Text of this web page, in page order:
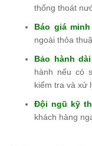
thống thoát
Báo giá
ngoài thỏa
Bảo hành
hành nếu có
kiểm tra và xử
Đội ngũ kỹ
khách hàng